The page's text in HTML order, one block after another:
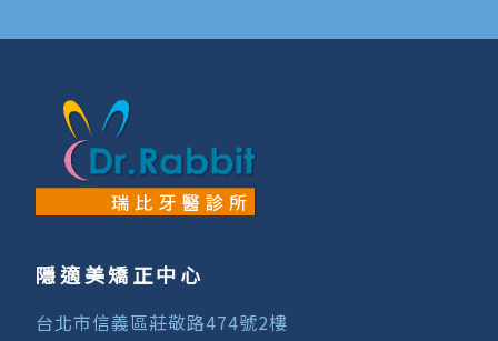
隱適美矯正中心
台北市信義區莊敬路474號2樓